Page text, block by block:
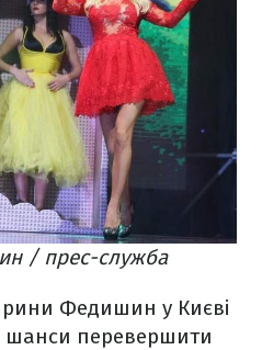
/ прес-служба
Федишин у Києві
шанси перевершити